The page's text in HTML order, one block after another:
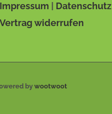
Impressum
Datenschutz
Vertrag widerrufen
by wootwoot